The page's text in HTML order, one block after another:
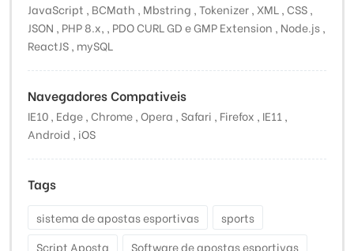
JavaScript , BCMath , Mbstring , Tokenizer , XML , CSS ,
JSON , PHP 8.x, , PDO CURL GD e GMP Extension , Node.js ,
ReactJS , mySQL
Navegadores Compativeis
IE10 , Edge , Chrome , Opera , Safari , Firefox , IE11 ,
Android , iOS
Tags
sistema de apostas esportivas
sports
Script Aposta
Software de apostas esportivas